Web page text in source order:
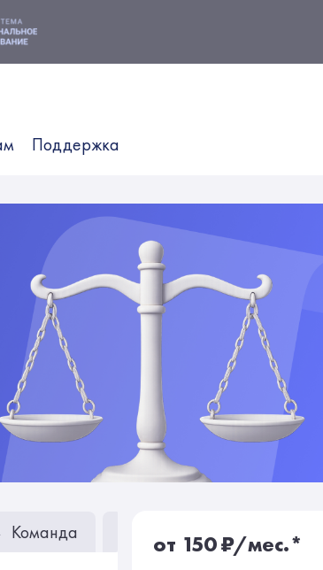
Поддержка
Команда Вопросы Отзывы
от 150 ₽/мес.*